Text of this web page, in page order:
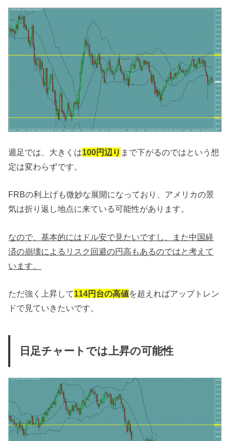
週足では、大きくは100円辺り まで下がるのではという想
定は変わらずです。
FRBの利上げも微妙な展開になっており、アメリカの景
気は折り返し地点に来ている可能性があります。
なので、基本的にはドル安で見たいですし、また中国経
済の崩壊によるリスク回避の円高もあるのではと考えて
います。
ただ強く上昇して114円台の高値を超えればアップトレン
ドで見ていきたいです。
日足チャートでは上昇の可能性